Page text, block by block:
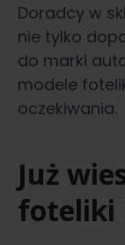
Doradcy w
nie tylko
do marki
modele
oczekiwania.
Już
foteliki